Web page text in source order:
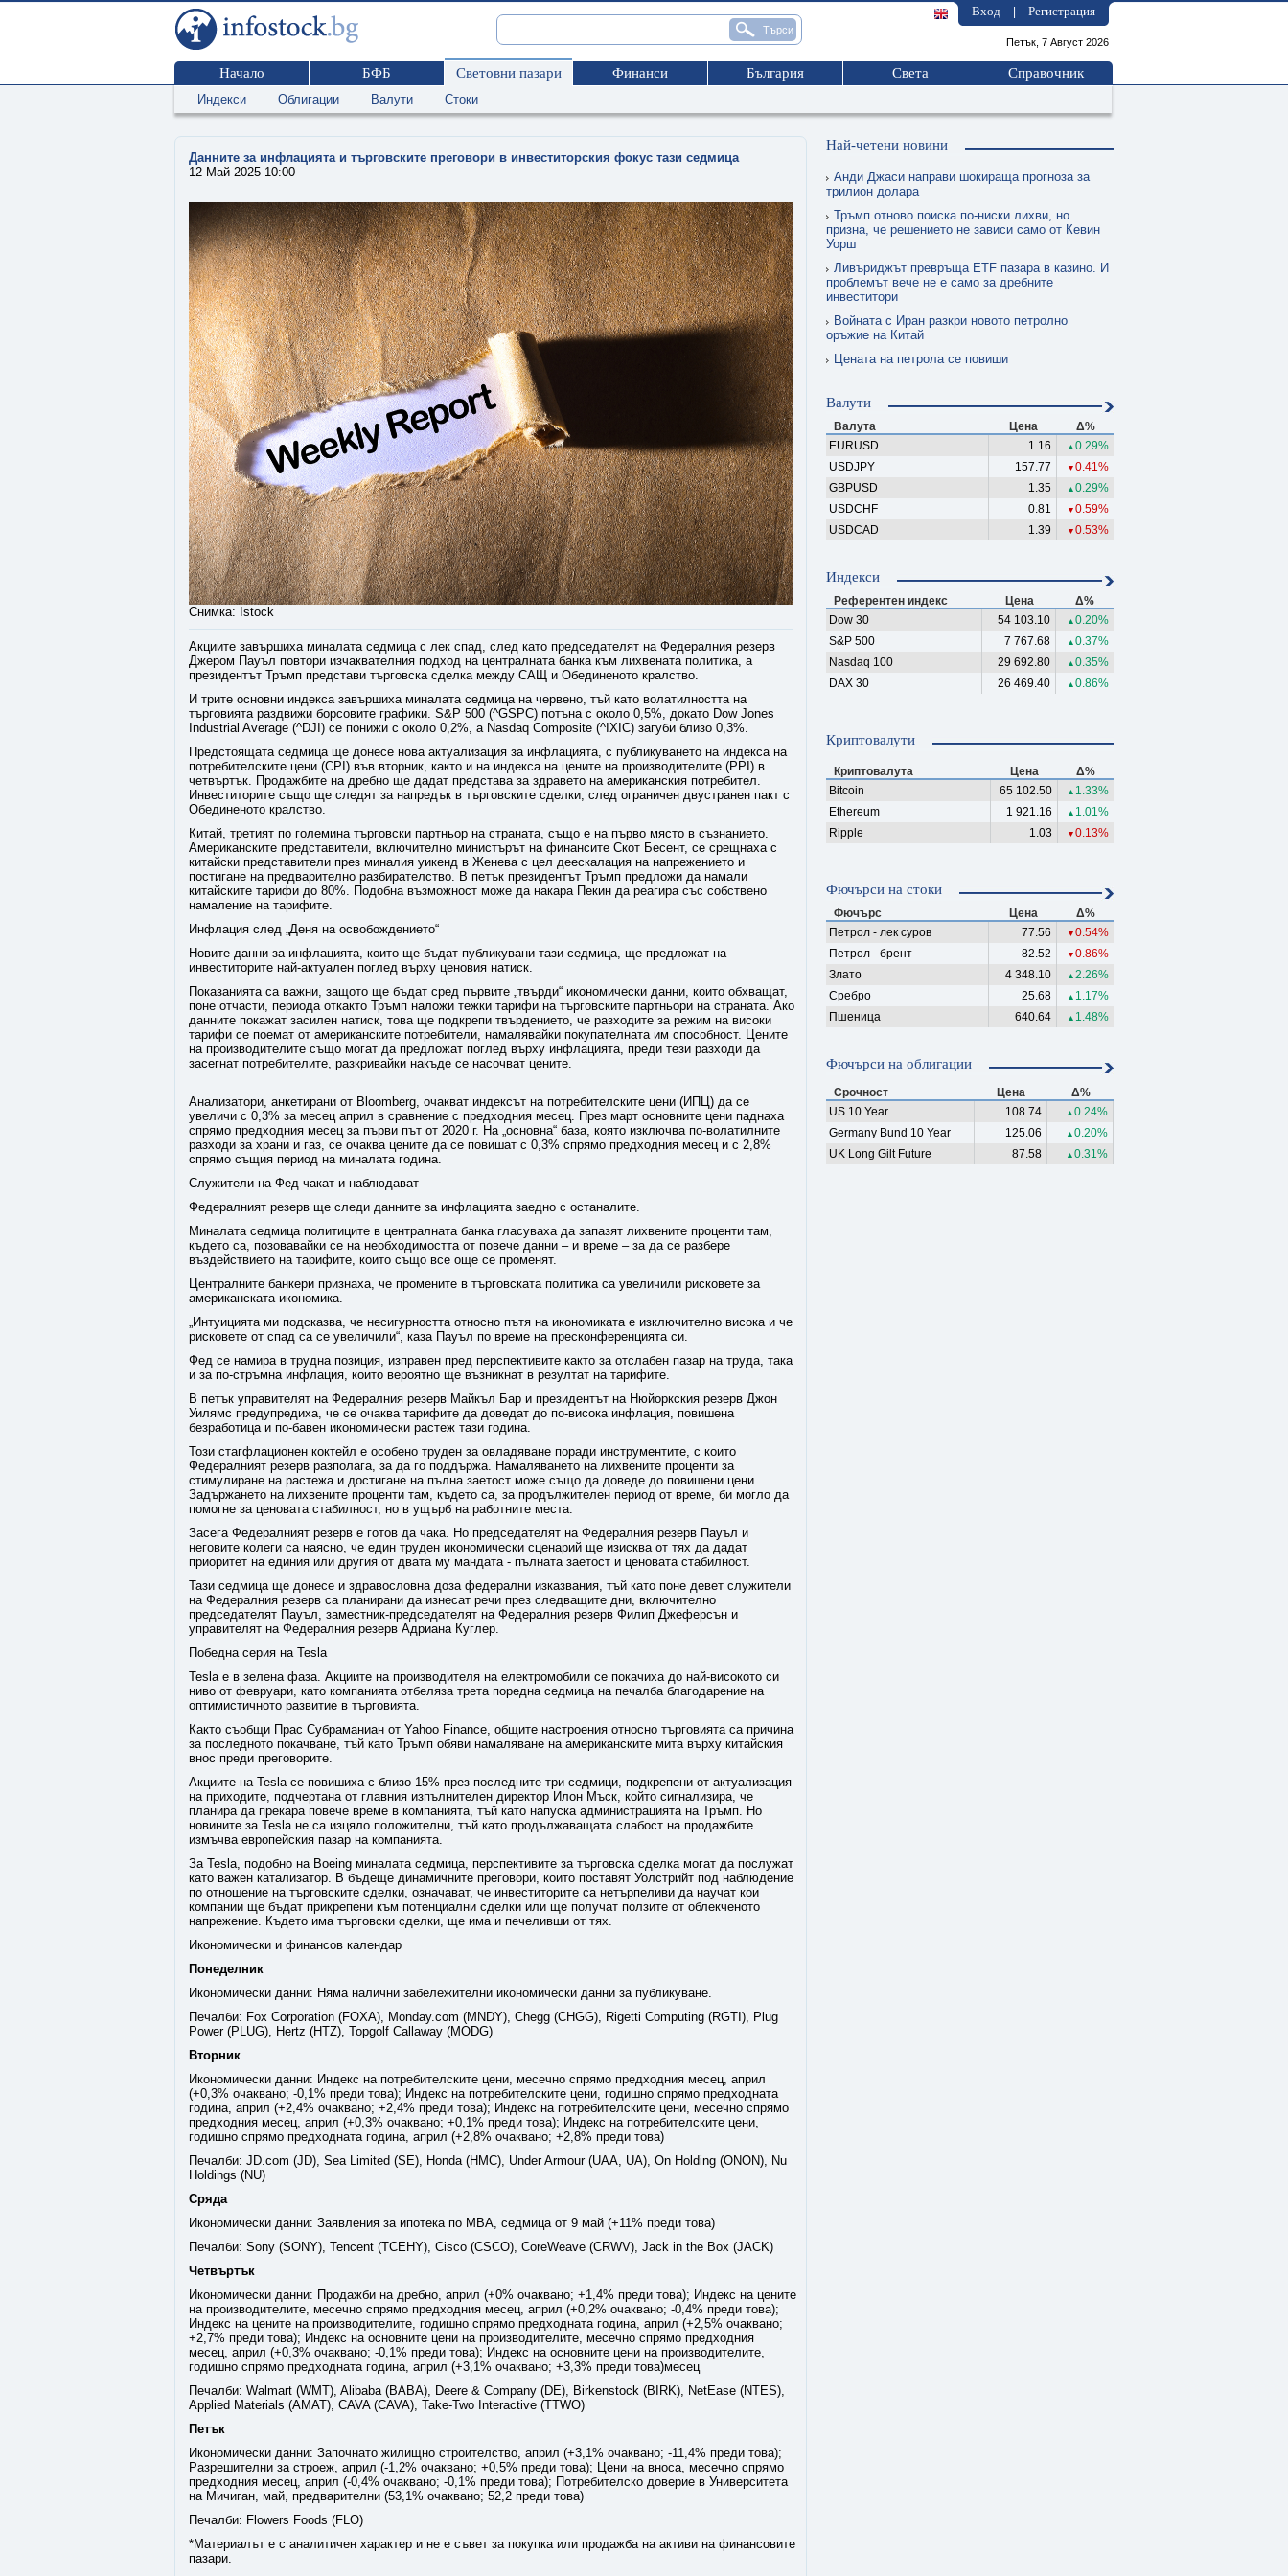
Вход Регистрация
Петък, 7 Август 2026
Начало БФБ Световни пазари Финанси България Света Справочник
Индекси Облигации Валути Стоки
Данните за инфлацията и търговските преговори в инвеститорския фокус тази седмица
12 Май 2025 10:00
Снимка: Istock
Акциите завършиха миналата седмица с лек спад, след като председателят на Федералния резерв
Джером Пауъл повтори изчаквателния подход на централната банка към лихвената политика, а
президентът Тръмп представи търговска сделка между САЩ и Обединеното кралство.
И трите основни индекса завършиха миналата седмица на червено, тъй като волатилността на
търговията раздвижи борсовите графики. S&P 500 (^GSPC) потъна с около 0,5%, докато Dow Jones
Industrial Average (^DJI) се понижи с около 0,2%, а Nasdaq Composite (^IXIC) загуби близо 0,3%.
Предстоящата седмица ще донесе нова актуализация за инфлацията, с публикуването на индекса на
потребителските цени (CPI) във вторник, както и на индекса на цените на производителите (PPI) в
четвъртък. Продажбите на дребно ще дадат представа за здравето на американския потребител.
Инвеститорите също ще следят за напредък в търговските сделки, след ограничен двустранен пакт с
Обединеното кралство.
Китай, третият по големина търговски партньор на страната, също е на първо място в съзнанието.
Американските представители, включително министърът на финансите Скот Бесент, се срещнаха с
китайски представители през миналия уикенд в Женева с цел деескалация на напрежението и
постигане на предварително разбирателство. В петък президентът Тръмп предложи да намали
китайските тарифи до 80%. Подобна възможност може да накара Пекин да реагира със собствено
намаление на тарифите.
Инфлация след „Деня на освобождението“
Новите данни за инфлацията, които ще бъдат публикувани тази седмица, ще предложат на
инвеститорите най-актуален поглед върху ценовия натиск.
Показанията са важни, защото ще бъдат сред първите „твърди“ икономически данни, които обхващат,
поне отчасти, периода откакто Тръмп наложи тежки тарифи на търговските партньори на страната. Ако
данните покажат засилен натиск, това ще подкрепи твърдението, че разходите за режим на високи
тарифи се поемат от американските потребители, намалявайки покупателната им способност. Цените
на производителите също могат да предложат поглед върху инфлацията, преди тези разходи да
засегнат потребителите, разкривайки накъде се насочват цените.
Анализатори, анкетирани от Bloomberg, очакват индексът на потребителските цени (ИПЦ) да се
увеличи с 0,3% за месец април в сравнение с предходния месец. През март основните цени паднаха
спрямо предходния месец за първи път от 2020 г. На „основна“ база, която изключва по-волатилните
разходи за храни и газ, се очаква цените да се повишат с 0,3% спрямо предходния месец и с 2,8%
спрямо същия период на миналата година.
Служители на Фед чакат и наблюдават
Федералният резерв ще следи данните за инфлацията заедно с останалите.
Миналата седмица политиците в централната банка гласуваха да запазят лихвените проценти там,
където са, позовавайки се на необходимостта от повече данни – и време – за да се разбере
въздействието на тарифите, които също все още се променят.
Централните банкери признаха, че промените в търговската политика са увеличили рисковете за
американската икономика.
„Интуицията ми подсказва, че несигурността относно пътя на икономиката е изключително висока и че
рисковете от спад са се увеличили“, каза Пауъл по време на пресконференцията си.
Фед се намира в трудна позиция, изправен пред перспективите както за отслабен пазар на труда, така
и за по-стръмна инфлация, които вероятно ще възникнат в резултат на тарифите.
В петък управителят на Федералния резерв Майкъл Бар и президентът на Нюйоркския резерв Джон
Уилямс предупредиха, че се очаква тарифите да доведат до по-висока инфлация, повишена
безработица и по-бавен икономически растеж тази година.
Този стагфлационен коктейл е особено труден за овладяване поради инструментите, с които
Федералният резерв разполага, за да го поддържа. Намаляването на лихвените проценти за
стимулиране на растежа и достигане на пълна заетост може също да доведе до повишени цени.
Задържането на лихвените проценти там, където са, за продължителен период от време, би могло да
помогне за ценовата стабилност, но в ущърб на работните места.
Засега Федералният резерв е готов да чака. Но председателят на Федералния резерв Пауъл и
неговите колеги са наясно, че един труден икономически сценарий ще изисква от тях да дадат
приоритет на единия или другия от двата му мандата - пълната заетост и ценовата стабилност.
Тази седмица ще донесе и здравословна доза федерални изказвания, тъй като поне девет служители
на Федералния резерв са планирани да изнесат речи през следващите дни, включително
председателят Пауъл, заместник-председателят на Федералния резерв Филип Джеферсън и
управителят на Федералния резерв Адриана Куглер.
Победна серия на Tesla
Tesla е в зелена фаза. Акциите на производителя на електромобили се покачиха до най-високото си
ниво от февруари, като компанията отбеляза трета поредна седмица на печалба благодарение на
оптимистичното развитие в търговията.
Както съобщи Прас Субраманиан от Yahoo Finance, общите настроения относно търговията са причина
за последното покачване, тъй като Тръмп обяви намаляване на американските мита върху китайския
внос преди преговорите.
Акциите на Tesla се повишиха с близо 15% през последните три седмици, подкрепени от актуализация
на приходите, подчертана от главния изпълнителен директор Илон Мъск, който сигнализира, че
планира да прекара повече време в компанията, тъй като напуска администрацията на Тръмп. Но
новините за Tesla не са изцяло положителни, тъй като продължаващата слабост на продажбите
измъчва европейския пазар на компанията.
За Tesla, подобно на Boeing миналата седмица, перспективите за търговска сделка могат да послужат
като важен катализатор. В бъдеще динамичните преговори, които поставят Уолстрийт под наблюдение
по отношение на търговските сделки, означават, че инвеститорите са нетърпеливи да научат кои
компании ще бъдат прикрепени към потенциални сделки или ще получат ползите от облекченото
напрежение. Където има търговски сделки, ще има и печеливши от тях.
Икономически и финансов календар
Понеделник
Икономически данни: Няма налични забележителни икономически данни за публикуване.
Печалби: Fox Corporation (FOXA), Monday.com (MNDY), Chegg (CHGG), Rigetti Computing (RGTI), Plug
Power (PLUG), Hertz (HTZ), Topgolf Callaway (MODG)
Вторник
Икономически данни: Индекс на потребителските цени, месечно спрямо предходния месец, април
(+0,3% очаквано; -0,1% преди това); Индекс на потребителските цени, годишно спрямо предходната
година, април (+2,4% очаквано; +2,4% преди това); Индекс на потребителските цени, месечно спрямо
предходния месец, април (+0,3% очаквано; +0,1% преди това); Индекс на потребителските цени,
годишно спрямо предходната година, април (+2,8% очаквано; +2,8% преди това)
Печалби: JD.com (JD), Sea Limited (SE), Honda (HMC), Under Armour (UAA, UA), On Holding (ONON), Nu
Holdings (NU)
Сряда
Икономически данни: Заявления за ипотека по MBA, седмица от 9 май (+11% преди това)
Печалби: Sony (SONY), Tencent (TCEHY), Cisco (CSCO), CoreWeave (CRWV), Jack in the Box (JACK)
Четвъртък
Икономически данни: Продажби на дребно, април (+0% очаквано; +1,4% преди това); Индекс на цените
на производителите, месечно спрямо предходния месец, април (+0,2% очаквано; -0,4% преди това);
Индекс на цените на производителите, годишно спрямо предходната година, април (+2,5% очаквано;
+2,7% преди това); Индекс на основните цени на производителите, месечно спрямо предходния
месец, април (+0,3% очаквано; -0,1% преди това); Индекс на основните цени на производителите,
годишно спрямо предходната година, април (+3,1% очаквано; +3,3% преди това)месец
Печалби: Walmart (WMT), Alibaba (BABA), Deere & Company (DE), Birkenstock (BIRK), NetEase (NTES),
Applied Materials (AMAT), CAVA (CAVA), Take-Two Interactive (TTWO)
Петък
Икономически данни: Започнато жилищно строителство, април (+3,1% очаквано; -11,4% преди това);
Разрешителни за строеж, април (-1,2% очаквано; +0,5% преди това); Цени на вноса, месечно спрямо
предходния месец, април (-0,4% очаквано; -0,1% преди това); Потребителско доверие в Университета
на Мичиган, май, предварителни (53,1% очаквано; 52,2 преди това)
Печалби: Flowers Foods (FLO)
*Материалът е с аналитичен характер и не е съвет за покупка или продажба на активи на финансовите
пазари.
Най-четени новини
Анди Джаси направи шокираща прогноза за
трилион долара
Тръмп отново поиска по-ниски лихви, но
призна, че решението не зависи само от Кевин
Уорш
Ливъриджът превръща ETF пазара в казино. И
проблемът вече не е само за дребните
инвеститори
Войната с Иран разкри новото петролно
оръжие на Китай
Цената на петрола се повиши
Валути
Валута Цена
Δ%
EURUSD
1.16 ▲ 0.29%
USDJPY
157.77 ▼ 0.41%
GBPUSD
1.35 ▲ 0.29%
USDCHF
0.81 ▼ 0.59%
USDCAD
1.39 ▼ 0.53%
Индекси
Референтен индекс Цена
Δ%
Dow 30
54 103.10 ▲ 0.20%
S&P 500
7 767.68 ▲ 0.37%
Nasdaq 100
29 692.80 ▲ 0.35%
DAX 30
26 469.40 ▲ 0.86%
Криптовалути
Криптовалута Цена
Δ%
Bitcoin
65 102.50 ▲ 1.33%
Ethereum
1 921.16 ▲ 1.01%
Ripple
1.03 ▼ 0.13%
Фючърси на стоки
Фючърс Цена
Δ%
Петрол - лек суров
77.56 ▼ 0.54%
Петрол - брент
82.52 ▼ 0.86%
Злато
4 348.10 ▲ 2.26%
Сребро
25.68 ▲ 1.17%
Пшеница
640.64 ▲ 1.48%
Фючърси на облигации
Срочност Цена
Δ%
US 10 Year
108.74 ▲ 0.24%
Germany Bund 10 Year
125.06 ▲ 0.20%
UK Long Gilt Future
87.58 ▲ 0.31%